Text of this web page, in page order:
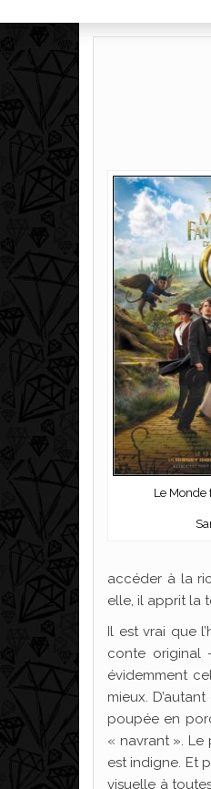
Le
accéder à la
elle, il apprit la
Il est vrai que
conte original
évidemment
mieux.
poupée en
« navrant ». Le
est indigne. Et
visuelle à